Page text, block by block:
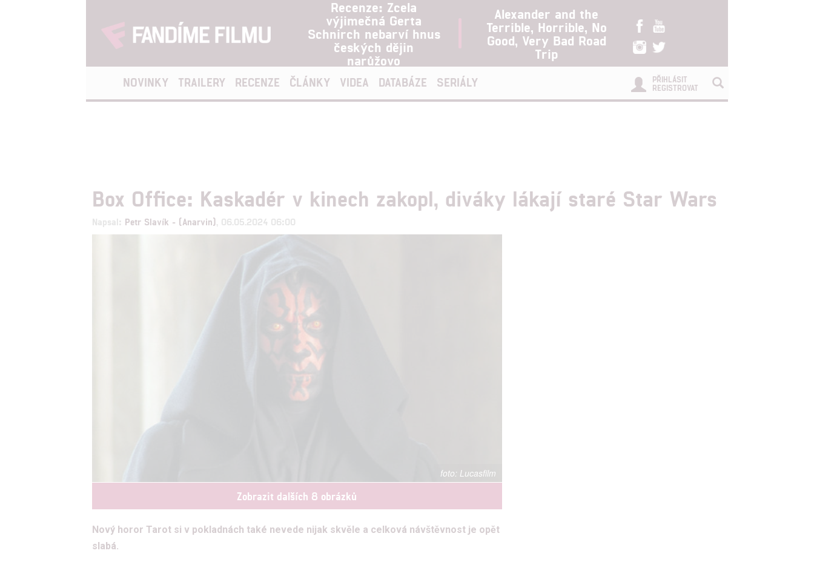
Recenze: Zcela
výjimečná Gerta
Schnirch nebarví hnus
českých dějin
narůžovo
Alexander and the
Terrible, Horrible, No
Good, Very Bad Road
Trip
NOVINKY TRAILERY RECENZE ČLÁNKY VIDEA DATABÁZE SERIÁLY
PŘIHLÁSIT
REGISTROVAT
Box Office: Kaskadér v kinech zakopl, diváky lákají staré Star Wars
Napsal: Petr Slavík - (Anarvin) , 06.05.2024 06:00
Lucasfilm
Zobrazit dalších 8 obrázků
Nový horor Tarot si v pokladnách také nevede nijak skvěle a celková návštěvnost je opět
slabá.